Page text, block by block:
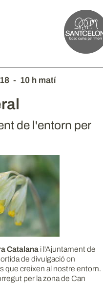
- 10 h matí
de l'entorn per
Catalana i l'Ajuntament de
de divulgació on
que creixen al nostre entorn.
per la zona de Can